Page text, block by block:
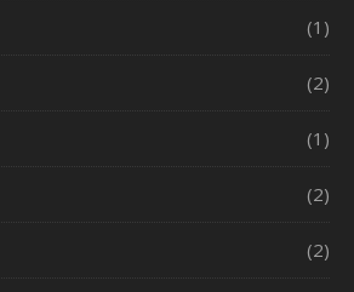
(1)
(2)
(1)
(2)
(2)